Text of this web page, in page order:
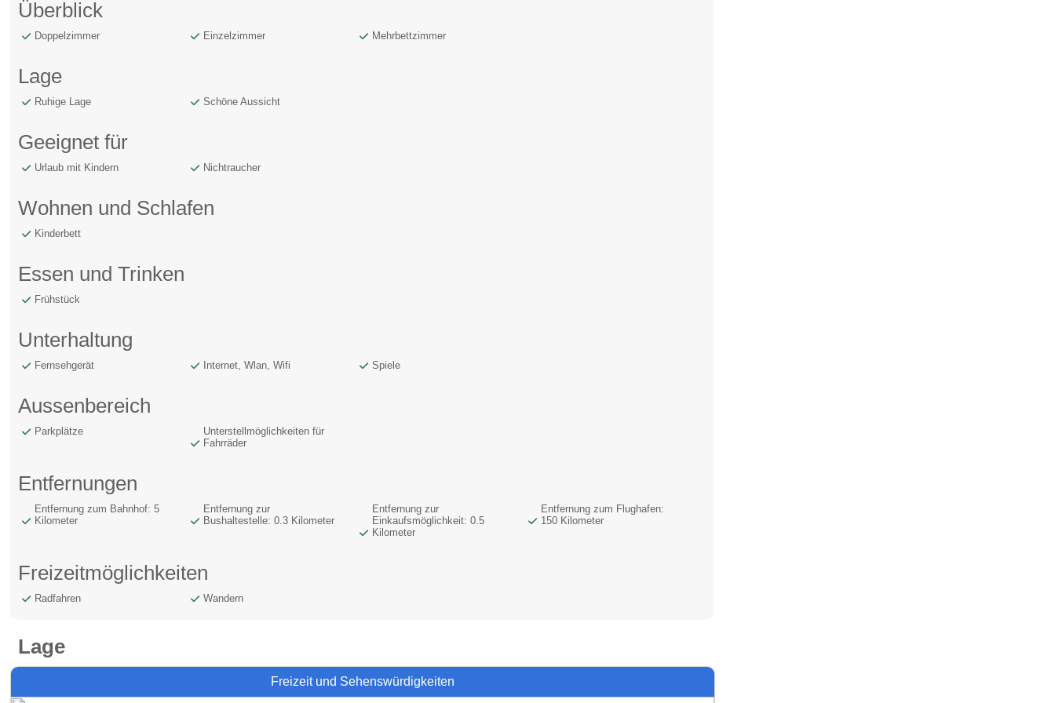
Überblick
Doppelzimmer Einzelzimmer Mehrbettzimmer
Lage
Ruhige Lage Schöne Aussicht
Geeignet für
Urlaub mit Kindern Nichtraucher
Wohnen und Schlafen
Kinderbett
Essen und Trinken
Frühstück
Unterhaltung
Fernsehgerät Internet, Wlan, Wifi Spiele
Aussenbereich
Parkplätze
Unterstellmöglichkeiten für
Fahrräder
Entfernungen
Entfernung zum Bahnhof: 5
Kilometer
Entfernung zur
Bushaltestelle: 0.3 Kilometer
Entfernung zur
Einkaufsmöglichkeit: 0.5
Kilometer
Entfernung zum Flughafen:
150 Kilometer
Freizeitmöglichkeiten
Radfahren Wandern
Lage
Freizeit und Sehenswürdigkeiten